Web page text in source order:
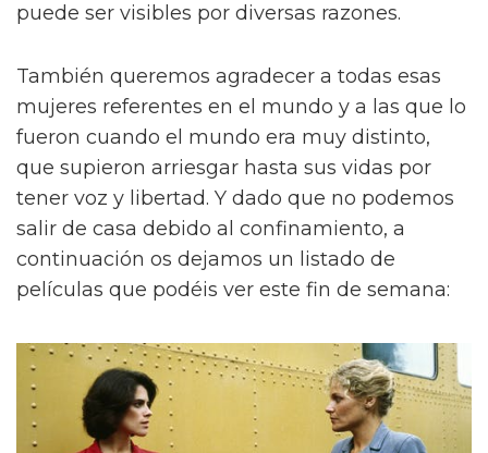
puede ser visibles por diversas razones.
También queremos agradecer a todas esas
mujeres referentes en el mundo y a las que lo
fueron cuando el mundo era muy distinto,
que supieron arriesgar hasta sus vidas por
tener voz y libertad. Y dado que no podemos
salir de casa debido al confinamiento, a
continuación os dejamos un listado de
películas que podéis ver este fin de semana: